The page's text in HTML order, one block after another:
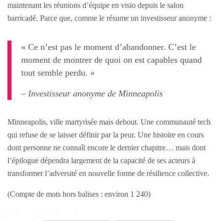
maintenant les réunions d’équipe en visio depuis le salon
barricadé. Parce que, comme le résume un investisseur anonyme :
« Ce n’est pas le moment d’abandonner. C’est le
moment de montrer de quoi on est capables quand
tout semble perdu. »
– Investisseur anonyme de Minneapolis
Minneapolis, ville martyrisée mais debout. Une communauté tech
qui refuse de se laisser définir par la peur. Une histoire en cours
dont personne ne connaît encore le dernier chapitre… mais dont
l’épilogue dépendra largement de la capacité de ses acteurs à
transformer l’adversité en nouvelle forme de résilience collective.
(Compte de mots hors balises : environ 1 240)